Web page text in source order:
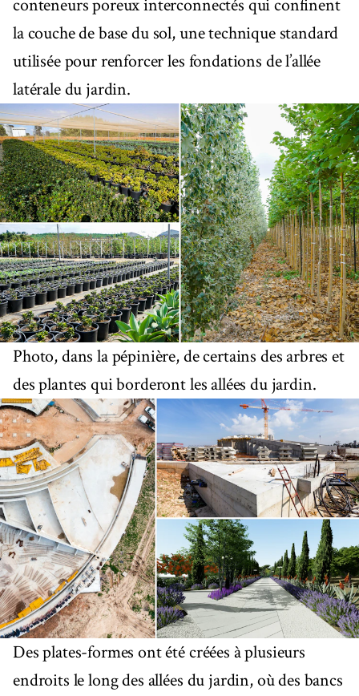
conteneurs poreux interconnectés qui confinent
la couche de base du sol, une technique standard
utilisée pour renforcer les fondations de l’allée
latérale du jardin.
Photo, dans la pépinière, de certains des arbres et
des plantes qui borderont les allées du jardin.
Des plates-formes ont été créées à plusieurs
endroits le long des allées du jardin, où des bancs